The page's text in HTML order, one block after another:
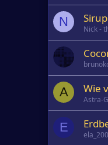
N
Nick -
A Wie
Astra-
E